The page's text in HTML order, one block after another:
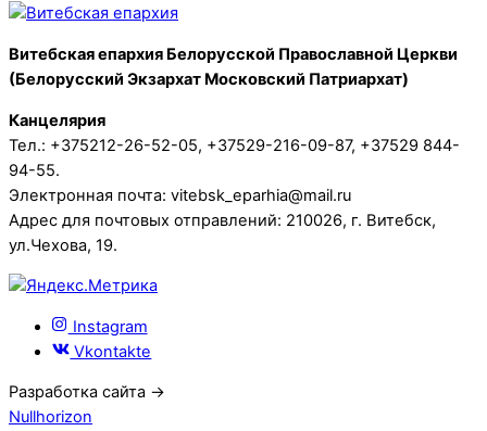
Витебская епархия Белорусской Православной Церкви
(Белорусский Экзархат Московский Патриархат)
Канцелярия
Тел.: +375212-26-52-05, +37529-216-09-87, +37529 844-
94-55.
Электронная почта: vitebsk_eparhia@mail.ru
Адрес для почтовых отправлений: 210026, г. Витебск,
ул.Чехова, 19.
Instagram
Vkontakte
Разработка сайта →
Nullhorizon